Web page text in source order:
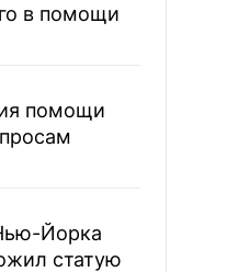
в помощи
помощи
Йорка
статую